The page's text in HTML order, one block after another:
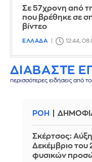
Σε 57χρονη από
που βρέθηκε σε
βίντεο
ΕΛΛΑΔΑ 12:44,
ΔΙΑΒΑΣΤΕ
περισσότερες ειδήσεις από
ΡΟΗ
Σκέρτσος:
Δεκέμβριο του
φυσικών